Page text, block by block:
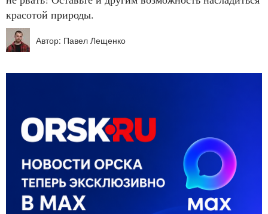
красотой природы.
Автор: Павел Лещенко